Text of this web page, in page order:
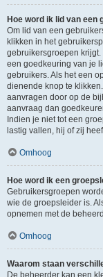
Hoe word ik lid van een
Om lid van een
klikken in het
gebruikersgroepen
een goedkeuring van je
gebruikers. Als het een
dienende knop te
aanvragen door op de
aanvraag dan
Indien je niet tot een
lastig vallen, hij of zij
Omhoog
Hoe word ik een
Gebruikersgroepen
wie de groepsleider is.
opnemen met de
Omhoog
Waarom staan
De beheerder kan een